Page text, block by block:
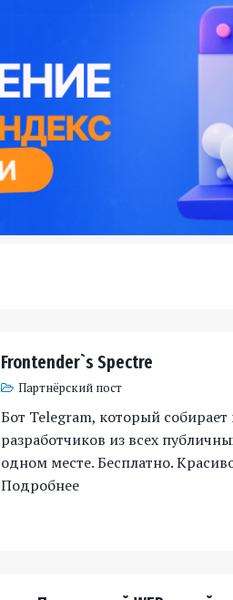
Frontender`s Spectre
Партнёрский пост
Бот Telegram, который
разработчиков из всех
одном месте. Бесплатно.
Подробнее